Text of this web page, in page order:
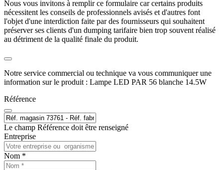
Nous vous invitons à remplir ce formulaire car certains produits
nécessitent les conseils de professionnels avisés et d'autres font
l'objet d'une interdiction faite par des fournisseurs qui souhaitent
préserver ses clients d'un dumping tarifaire bien trop souvent réalisé
au détriment de la qualité finale du produit.
Notre service commercial ou technique va vous communiquer une
information sur le produit : Lampe LED PAR 56 blanche 14.5W
Référence
Le champ Référence doit être renseigné
Entreprise
Nom *